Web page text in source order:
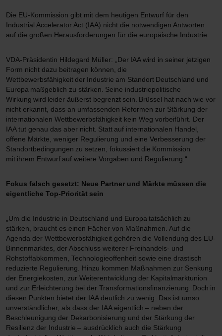
Die EU-Kommission gibt mit dem heutigen Entwurf für den
Industrial Accelerator Act (IAA) nicht die notwendigen Antworten
auf die großen Herausforderungen für die europäische Industrie.
VDA-Präsidentin Hildegard Müller: „Der IAA wird in seiner jetzigen
Form nicht dazu beitragen können, die
Wettbewerbsfähigkeit der Industrie am Standort Deutschland und
Europa maßgeblich zu stärken. Seine industriepolitische
Wirkung wird leider äußerst begrenzt sein. Brüssel hat nach wie vor
nicht erkannt, dass an umfassenden Reformen zur Stärkung der
internationalen Wettbewerbsfähigkeit kein Weg vorbeiführt. Der
IAA tut genau das aber nicht. Statt auf internationalen Handel,
offene Märkte, weniger Regulierung und eine Verbesserung der
Standortbedingungen zu setzen, fokussiert die Kommission
mit ihrem Entwurf auf weitere Vorgaben und Regulierung.“
Fokus falsch gesetzt: Neue Partner und Märkte müssen die
eigentliche Top-Priorität sein
„Um die Industrie in Deutschland und Europa tatsächlich zu
stärken, braucht es einen Fächer von Maßnahmen. Auf die
Agenda der Wettbewerbsfähigkeit gehören die Vollendung des EU-
Binnenmarktes, der Abschluss weiterer Freihandels- und
Rohstoffabkommen, Technologieoffenheit sowie eine drastisch
reduzierte Regulierung. Hinzu kommen Maßnahmen zur Senkung
der Energiekosten, zur Weiterentwicklung der Kapitalmarktunion
und zur Erleichterung bei der Transformationsfinanzierung. Doch in
diesen Punkten bietet der IAA deutlich zu wenig. Das ist umso
unverständlicher, als dass der IAA eigentlich – neben der
Beschleunigung der Dekarbonisierung und der Stärkung der
Resilienz der Industrie – ausdrücklich auch die Stärkung